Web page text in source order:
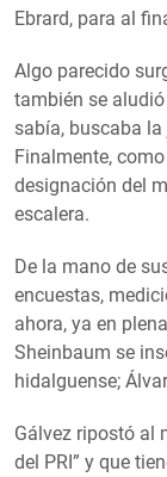
Ebrard, para al
Algo parecido
también se
sabía, buscaba
Finalmente,
designación del
escalera.
De la mano de
encuestas,
ahora, ya en
Sheinbaum se
hidalguense;
Gálvez ripostó al
del PRI” y que